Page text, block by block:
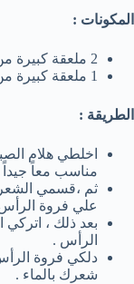
المكونات :
2 ملعقة كبيرة من هلام الصبار .
1 ملعقة كبيرة من عصير الليمون الطازج .
الطريقة :
اخلطي هلام
مناسب معاً جيداً
ثم ،قسمي
علي فروة
الرأس .
دلكي فروة
شعرك بالماء .